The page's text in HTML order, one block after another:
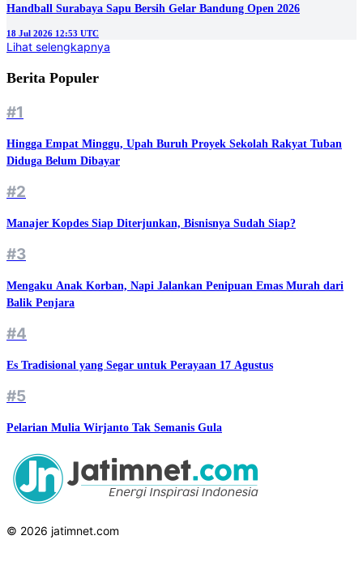
Handball Surabaya Sapu Bersih Gelar Bandung Open 2026
18 Jul 2026 12:53 UTC
Lihat selengkapnya
Berita Populer
#1
Hingga Empat Minggu, Upah Buruh Proyek Sekolah Rakyat Tuban
Diduga Belum Dibayar
#2
Manajer Kopdes Siap Diterjunkan, Bisnisnya Sudah Siap?
#3
Mengaku Anak Korban, Napi Jalankan Penipuan Emas Murah dari
Balik Penjara
#4
Es Tradisional yang Segar untuk Perayaan 17 Agustus
#5
Pelarian Mulia Wirjanto Tak Semanis Gula
© 2026 jatimnet.com